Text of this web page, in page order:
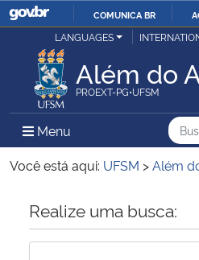
IR
O
COMUNICA BR
Ministério da Justiça e Segurança Pública
Ministério da Defesa
Ministério das Relações Exteriores
Ministério da Economia
Ministério da Infraestrutura
LANGUAGES
Além do
PROEXT-PG•UFSM
Menu Menu Principal do
Você está aqui: UFSM >Além
Início do conteúdo
Realize uma busca: